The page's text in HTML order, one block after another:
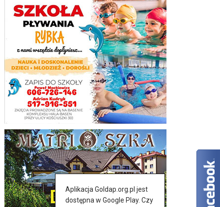
Aplikacja Goldap.org.pl jest
dostępna w Google Play. Czy